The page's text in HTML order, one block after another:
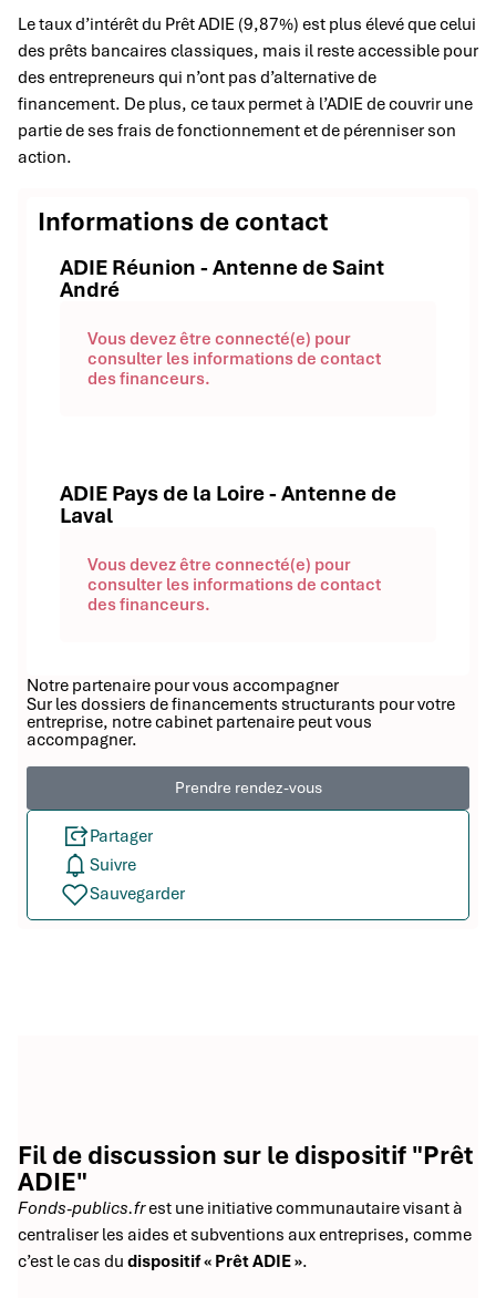
Le taux d’intérêt du Prêt ADIE (9,87%) est plus élevé que celui
des prêts bancaires classiques, mais il reste accessible pour
des entrepreneurs qui n’ont pas d’alternative de
financement. De plus, ce taux permet à l’ADIE de couvrir une
partie de ses frais de fonctionnement et de pérenniser son
action.
Informations de contact
ADIE Réunion - Antenne de Saint
André
Vous devez être connecté(e) pour
consulter les informations de contact
des financeurs.
ADIE Pays de la Loire - Antenne de
Laval
Vous devez être connecté(e) pour
consulter les informations de contact
des financeurs.
Notre partenaire pour vous accompagner
Sur les dossiers de financements structurants pour votre
entreprise, notre cabinet partenaire peut vous
accompagner.
Prendre rendez-vous
Partager
Suivre
Sauvegarder
Fil de discussion sur le dispositif "Prêt
ADIE"
Fonds-publics.frest une initiative communautaire visant à
centraliser les aides et subventions aux entreprises, comme
c’est le cas du dispositif « Prêt ADIE ».